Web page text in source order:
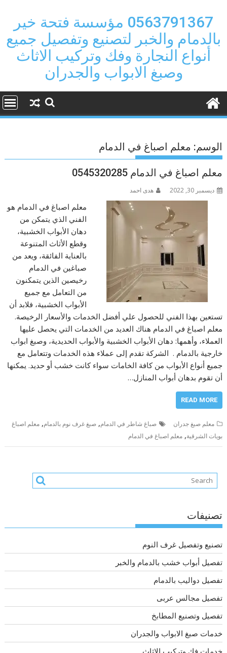
content
0563791367 مؤسسة فتحة خير
بالدمام والخبر لتصنيع وتفصيل جميع
أنواع النجارة وفك وتركيب الاثاث
وصبغ الابواب والجدران
الوسم: معلم اصباغ في الدمام
معلم اصباغ في الدمام 0545320285
ديسمبر 30, 2022 هدى احمد
معلم اصباغ في الدمام هو
الفني الذي يتمكن من
دهان الأبواب الخشبية،
وقطع الأثاث المتنوعة
بالعناية الفائقة، ويعد من
صباغين في الدمام
رخيصين الذين يتمكنون
من التعامل مع جميع
الأبواب الخشبية، فلابد أن
تستعين بهذا الفني للحصول علي أفضل الخدمات والأسعار الرخيصة.
معلم اصباغ في الدمام هناك العديد من الخدمات التي يحصل عليها
العملاء، وأهمها: دهان الأبواب الخشبية والأبواب الحديدية، وصبغ ابواب
خارجية بالدمام . الشركة تقدم إلى عملاء هذه الخدمات وتتعامل مع
جميع أنواع الأبواب من كافة الخامات سواء كانت خشب أو حديد. يمكنها
أن تقوم بدهان أبواب المنازل…
READ MORE
معلم صبغ جدران صباغ شاطر في الدمام,صبغ غرف نوم بالدمام,معلم اصباغ
بويات الشرقية,معلم اصباغ في الدمام
تصنيفات
تصنيع وتفصيل غرف النوم
تفصيل أبواب خشب بالدمام والخبر
تفصيل دواليب بالدمام
تفصيل مجالس عربى
تفصيل وتصنيع المطابخ
خدمات صبغ الابواب والجدران
خدمات فك وتركيب الاثاث